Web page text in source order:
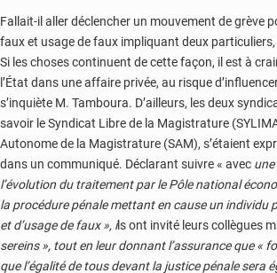
Fallait-il aller déclencher un mouvement de grève
faux et usage de faux impliquant deux
Si les choses continuent de cette façon, il est à
l’État dans une affaire privée, au risque
s’inquiète M. Tamboura. D’ailleurs, les deux
savoir le Syndicat Libre de la Magistrature
Autonome de la Magistrature (SAM), s’étaient
dans un communiqué. Déclarant suivre « avec
l’évolution du traitement par le Pôle national
la procédure pénale mettant en cause un individu
et d’usage de faux», ils ont invité leurs collègues
sereins », tout en leur donnant l’assurance que «
que l’égalité de tous devant la justice pénale sera